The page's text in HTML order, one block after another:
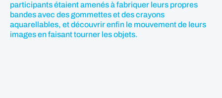
participants étaient amenés à fabriquer leurs propres
bandes avec des gommettes et des crayons
aquarellables, et découvrir enfin le mouvement de leurs
images en faisant tourner les objets.